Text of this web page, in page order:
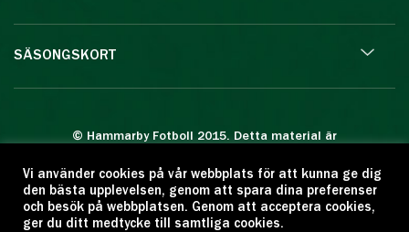
SÄSONGSKORT
© Hammarby Fotboll 2015. Detta material är
Eftertryck eller annan kopiering är förbjuden.
Citera oss gärna men ange källan:
www.hammarbyfotboll.se. Ansvarig utgivare:
Vi använder cookies på vår webbplats för att kunna ge dig
den bästa upplevelsen, genom att spara dina preferenser
och besök på webbplatsen. Genom att acceptera cookies,
ger du ditt medtycke till samtliga cookies.